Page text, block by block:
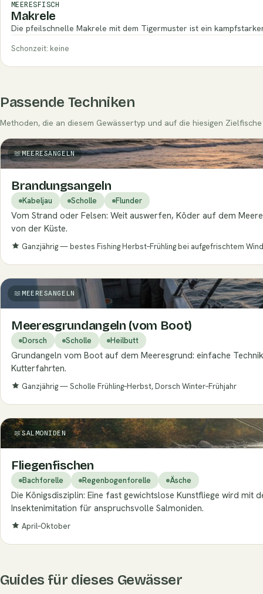
MEERESFISCH
Makrele
Die pfeilschnelle Makrele mit dem Tigermuster ist ein
Schonzeit: keine
Passende Techniken
Methoden, die an diesem Gewässertyp und auf die hiesigen
MEERESANGELN
Brandungsangeln
Kabeljau Scholle Flunder
Vom Strand oder Felsen: Weit auswerfen, Köder auf dem
von der Küste.
Ganzjährig — bestes Fishing Herbst–Frühling bei aufgefrischtem
MEERESANGELN
Meeresgrundangeln (vom Boot)
Dorsch Scholle Heilbutt
Grundangeln vom Boot auf dem Meeresgrund: einfache
Kutterfahrten.
Ganzjährig — Scholle Frühling–Herbst, Dorsch Winter–Frühjahr
SALMONIDEN
Fliegenfischen
Bachforelle Regenbogenforelle Äsche
Die Königsdisziplin: Eine fast gewichtslose Kunstfliege wird
Insektenimitation für anspruchsvolle Salmoniden.
April–Oktober
Guides für dieses Gewässer